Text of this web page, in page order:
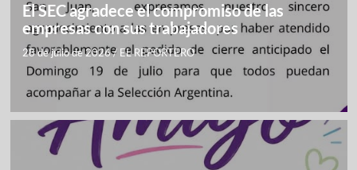
El SEC agradece el compromiso de las
empresas con sus trabajadores
28 de julio de 2026/ EL REPORTERO